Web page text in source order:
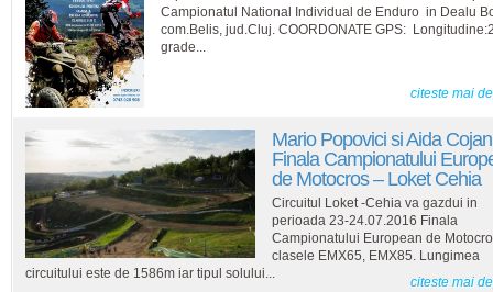
Campionatul National Individual de Enduro in Dealu
com.Belis, jud.Cluj. COORDONATE GPS:
grade...
citeste mai
Mario Popovici si Aida
Finala Campionatului
de Motocros – Loket Cehia
Circuitul Loket -Cehia va gazdui in
perioada 23-24.07.2016 Finala
Campionatului European de
clasele EMX65, EMX85. Lungimea
circuitului este de 1586m iar tipul solului...
citeste mai